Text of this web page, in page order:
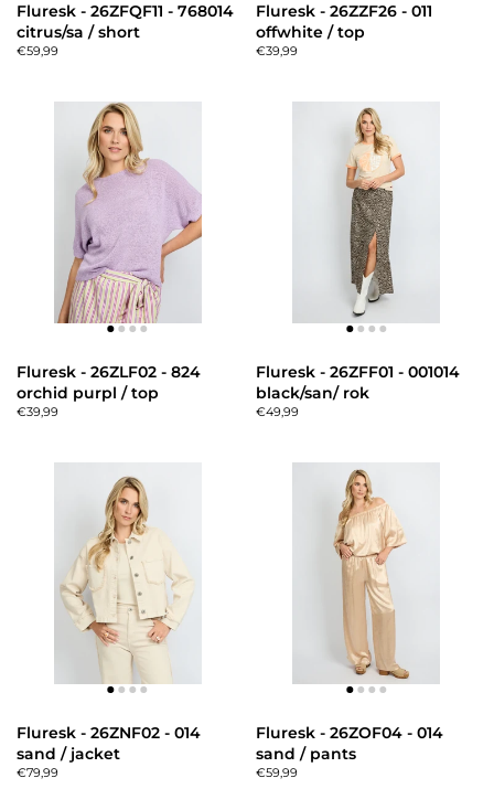
Fluresk - 26ZFQF11 - 768014
citrus/sa / short
€59,99
Fluresk - 26ZZF26 - 011
offwhite / top
€39,99
Fluresk - 26ZLF02 - 824
orchid purpl / top
€39,99
Fluresk - 26ZFF01 - 001014
black/san/ rok
€49,99
Fluresk - 26ZNF02 - 014
sand / jacket
€79,99
Fluresk - 26ZOF04 - 014
sand / pants
€59,99